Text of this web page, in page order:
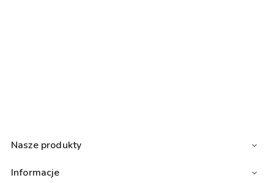
Nasze produkty 
Informacje 